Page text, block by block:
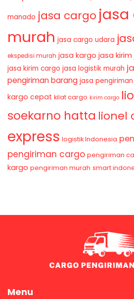
manado jasa cargo jasa
murah jasa cargo udara
ekspedisi murah jasa kargo jasa kirim
jasa kirim cargo jasa logistik murah
pengiriman barang jasa
kargo cepat kilat cargo kirim cargo
soekarno hatta lionel
express logistik Indonesia
pengiriman cargo pengiriman
kargo pengiriman murah smart
Menu